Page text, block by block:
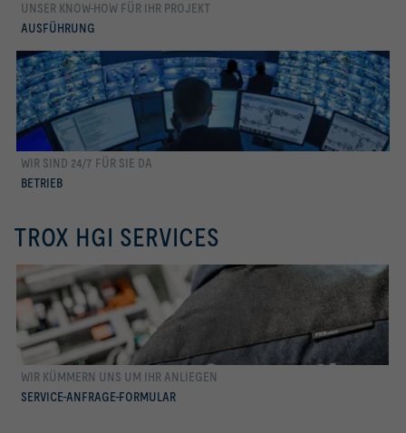
UNSER KNOW-HOW FÜR IHR PROJEKT
AUSFÜHRUNG
Ausführung
WIR SIND 24/7 FÜR SIE DA
BETRIEB
Betrieb
TROX HGI SERVICES
WIR KÜMMERN UNS UM IHR ANLIEGEN
SERVICE-ANFRAGE-FORMULAR
SERVICE-ANFRAGE-
FORMULAR